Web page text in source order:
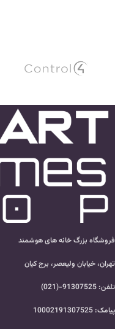
فروشگاه بزرگ خانه های هوشمند
تهران، خیابان ولیعصر، برج کیان
تلفن: 91307525-(021)
پیامک: 10002191307525